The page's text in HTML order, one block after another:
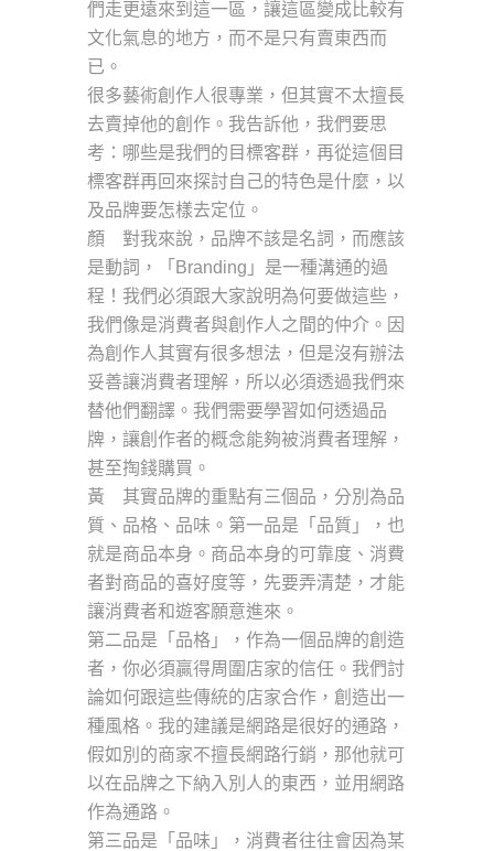
們走更遠來到這一區，讓這區變成比較有
文化氣息的地方，而不是只有賣東西而
已。
很多藝術創作人很專業，但其實不太擅長
去賣掉他的創作。我告訴他，我們要思
考：哪些是我們的目標客群，再從這個目
標客群再回來探討自己的特色是什麼，以
及品牌要怎樣去定位。
顏 對我來說，品牌不該是名詞，而應該
是動詞，「Branding」是一種溝通的過
程！我們必須跟大家說明為何要做這些，
我們像是消費者與創作人之間的仲介。因
為創作人其實有很多想法，但是沒有辦法
妥善讓消費者理解，所以必須透過我們來
替他們翻譯。我們需要學習如何透過品
牌，讓創作者的概念能夠被消費者理解，
甚至掏錢購買。
黃 其實品牌的重點有三個品，分別為品
質、品格、品味。第一品是「品質」，也
就是商品本身。商品本身的可靠度、消費
者對商品的喜好度等，先要弄清楚，才能
讓消費者和遊客願意進來。
第二品是「品格」，作為一個品牌的創造
者，你必須贏得周圍店家的信任。我們討
論如何跟這些傳統的店家合作，創造出一
種風格。我的建議是網路是很好的通路，
假如別的商家不擅長網路行銷，那他就可
以在品牌之下納入別人的東西，並用網路
作為通路。
第三品是「品味」，消費者往往會因為某